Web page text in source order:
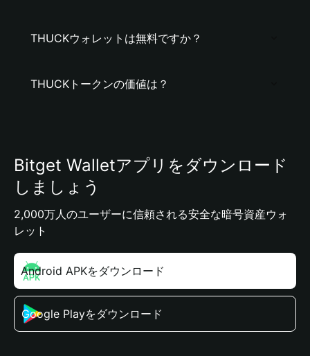
THUCKウォレットは無料ですか？
THUCKトークンの価値は？
Bitget Walletアプリをダウンロード
しましょう
2,000万人のユーザーに信頼される安全な暗号資産ウォ
レット
Android APKをダウンロード
Google Playをダウンロード